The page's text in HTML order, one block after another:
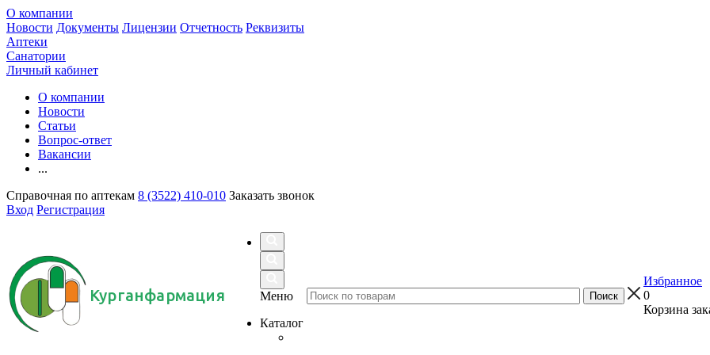
О компании
Новости Документы Лицензии Отчетность Реквизиты
Аптеки
Санатории
Личный кабинет
О компании
Новости
Статьи
Вопрос-ответ
Вакансии
...
Справочная по аптекам 8 (3522) 410-010 Заказать звонок
Вход Регистрация
Курганфармация
Меню
Каталог
Избранное
0
Корзина